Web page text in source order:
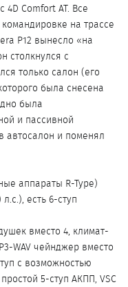
Comfort AT. Все
на трассе
P12 вынесло «на
столкнулся с
только салон (его
была снесена
была
и пассивной
автосалон и поменял
аппараты R-Type)
есть 6-ступ
вместо 4, климат-
WAV чейнджер вместо
с возможностью
5-ступ АКПП, VSC